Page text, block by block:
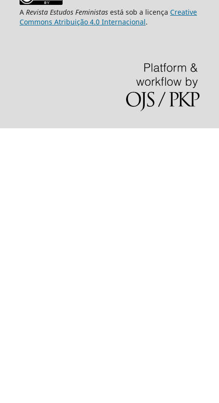
A Revista Estudos Feministasestá sob a licença Creative
Commons Atribuição 4.0 Internacional.